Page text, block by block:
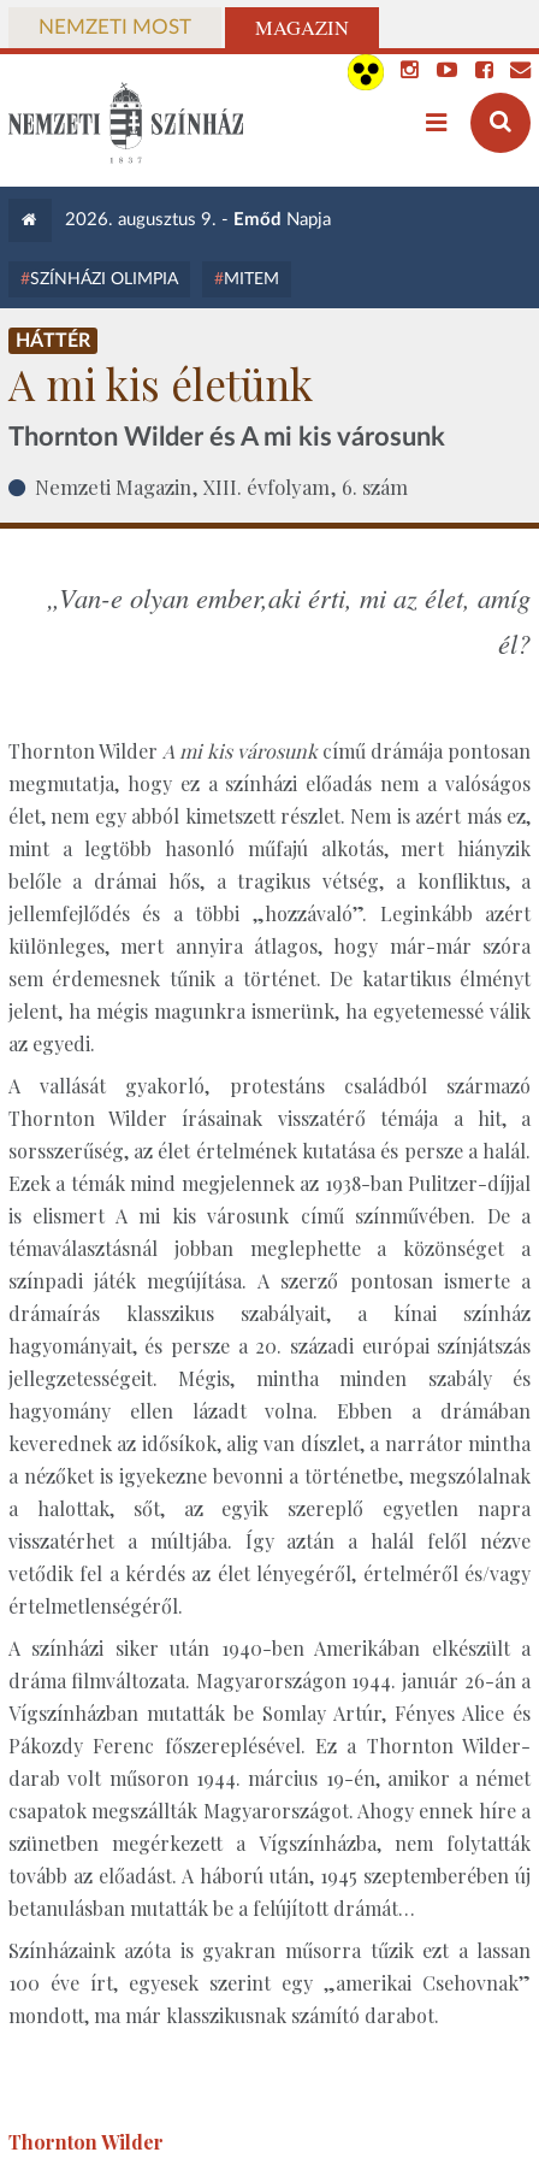
NEMZETI MOST MAGAZIN
2026. augusztus 9. - Emőd Napja
SZÍNHÁZI OLIMPIA MITEM
HÁTTÉR
A mi kis életünk
Thornton Wilder és A mi kis városunk
Nemzeti Magazin, XIII. évfolyam, 6. szám
„Van-e olyan ember,aki érti, mi az élet, amíg
él?
Thornton Wilder A mi kis városunkcímű drámája pontosan
megmutatja, hogy ez a színházi előadás nem a valóságos
élet, nem egy abból kimetszett részlet. Nem is azért más ez,
mint a legtöbb hasonló műfajú alkotás, mert hiányzik
belőle a drámai hős, a tragikus vétség, a konfliktus, a
jellemfejlődés és a többi „hozzávaló”. Leginkább azért
különleges, mert annyira átlagos, hogy már-már szóra
sem érdemesnek tűnik a történet. De katartikus élményt
jelent, ha mégis magunkra ismerünk, ha egyetemessé válik
az egyedi.
A vallását gyakorló, protestáns családból származó
Thornton Wilder írásainak visszatérő témája a hit, a
sorsszerűség, az élet értelmének kutatása és persze a halál.
Ezek a témák mind megjelennek az 1938-ban Pulitzer-díjjal
is elismert A mi kis városunk című színművében. De a
témaválasztásnál jobban meglephette a közönséget a
színpadi játék megújítása. A szerző pontosan ismerte a
drámaírás klasszikus szabályait, a kínai színház
hagyományait, és persze a 20. századi európai színjátszás
jellegzetességeit. Mégis, mintha minden szabály és
hagyomány ellen lázadt volna. Ebben a drámában
keverednek az idősíkok, alig van díszlet, a narrátor mintha
a nézőket is igyekezne bevonni a történetbe, megszólalnak
a halottak, sőt, az egyik szereplő egyetlen napra
visszatérhet a múltjába. Így aztán a halál felől nézve
vetődik fel a kérdés az élet lényegéről, értelméről és/vagy
értelmetlenségéről.
A színházi siker után 1940-ben Amerikában elkészült a
dráma filmváltozata. Magyarországon 1944. január 26-án a
Vígszínházban mutatták be Somlay Artúr, Fényes Alice és
Pákozdy Ferenc főszereplésével. Ez a Thornton Wilder-
darab volt műsoron 1944. március 19-én, amikor a német
csapatok megszállták Magyarországot. Ahogy ennek híre a
szünetben megérkezett a Vígszínházba, nem folytatták
tovább az előadást. A háború után, 1945 szeptemberében új
betanulásban mutatták be a felújított drámát…
Színházaink azóta is gyakran műsorra tűzik ezt a lassan
100 éve írt, egyesek szerint egy „amerikai Csehovnak”
mondott, ma már klasszikusnak számító darabot.
Thornton Wilder